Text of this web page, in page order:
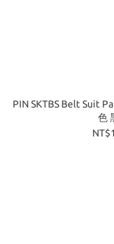
PIN SKTBS Belt Suit
色